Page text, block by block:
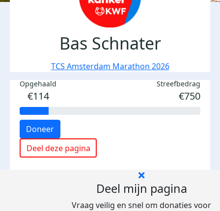
Bas Schnater
TCS Amsterdam Marathon 2026
Opgehaald
€114
Streefbedrag
€750
Doneer
Deel deze pagina
Deel mijn pagina
Vraag veilig en snel om donaties voor